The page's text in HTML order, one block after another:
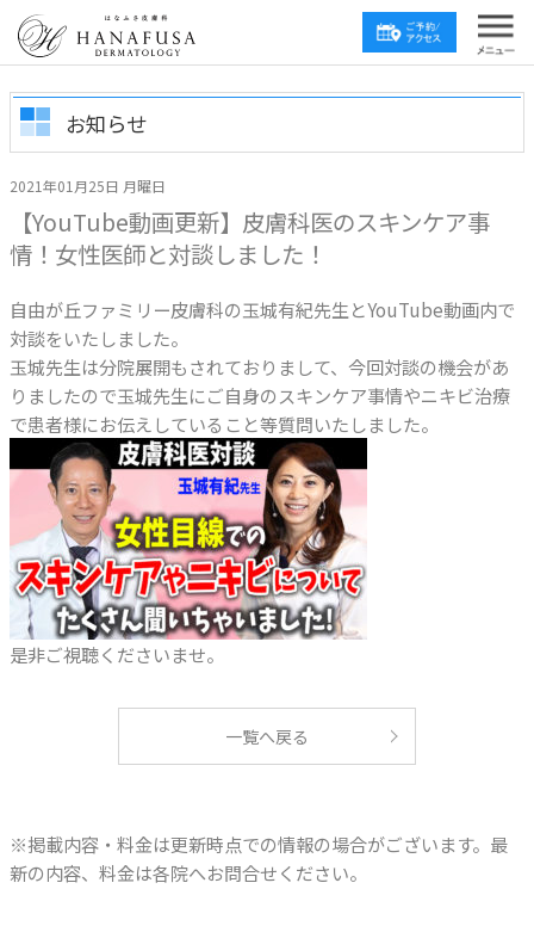
お知らせ
2021年01月25日 月曜日
【YouTube動画更新】皮膚科医のスキンケア事
情！女性医師と対談しました！
自由が丘ファミリー皮膚科の玉城有紀先生とYouTube動画内で
対談をいたしました。
玉城先生は分院展開もされておりまして、今回対談の機会があ
りましたので玉城先生にご自身のスキンケア事情やニキビ治療
で患者様にお伝えしていること等質問いたしました。
是非ご視聴くださいませ。
一覧へ戻る
※掲載内容・料金は更新時点での情報の場合がございます。最
新の内容、料金は各院へお問合せください。